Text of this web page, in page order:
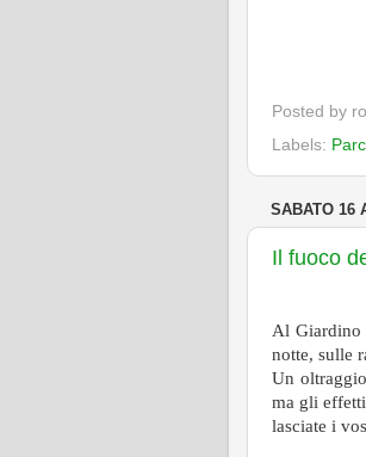
Posted by
Labels:
SABATO 16
Il fuoco
Al Giardino
notte, sulle
Un
ma gli
lasciate i